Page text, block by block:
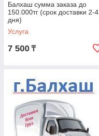
Балхаш сумма заказа до
150.000тг (срок доставки 2-4
дня)
Услуга
7 500 ₸